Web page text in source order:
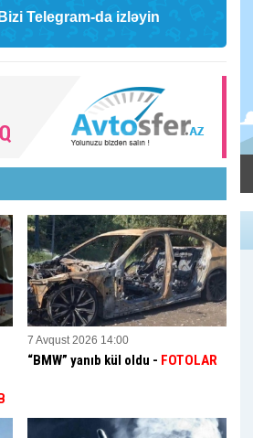
Bizi Telegram-da izləyin
7 Avqust 2026 14:00
“BMW” yanıb kül oldu - FOTOLAR